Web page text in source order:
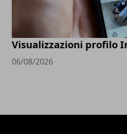
Visualizzazioni profilo
06/08/2026